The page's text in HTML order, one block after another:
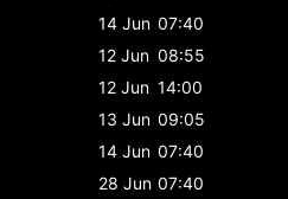
14 Jun 07:40
12 Jun 08:55
12 Jun 14:00
13 Jun 09:05
14 Jun 07:40
28 Jun 07:40